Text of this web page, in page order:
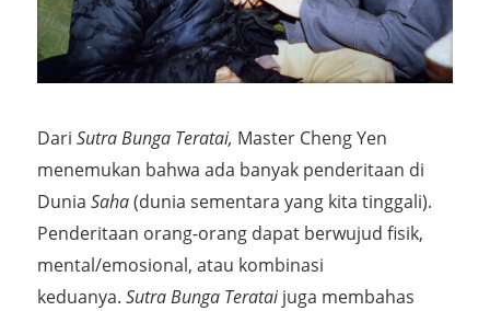
Dari Sutra Bunga Teratai, Master Cheng Yen
menemukan bahwa ada banyak penderitaan di
Dunia Saha(dunia sementara yang kita tinggali).
Penderitaan orang-orang dapat berwujud fisik,
mental/emosional, atau kombinasi
keduanya. Sutra Bunga Teratai juga membahas